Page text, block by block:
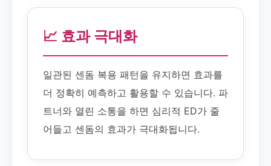
📈 효과 극대화
일관된 센돔 복용 패턴을 유지하면 효과를
더 정확히 예측하고 활용할 수 있습니다. 파
트너와 열린 소통을 하면 심리적 ED가 줄
어들고 센돔의 효과가 극대화됩니다.